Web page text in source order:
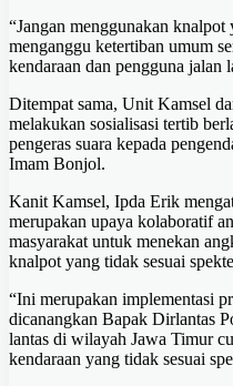
“Jangan menggunakan
menganggu ketertiban umum
kendaraan dan pengguna
Ditempat sama, Unit Kamsel
melakukan sosialisasi tertib
pengeras suara kepada
Imam Bonjol.
Kanit Kamsel, Ipda Erik
merupakan upaya kolaboratif
masyarakat untuk menekan
knalpot yang tidak sesuai
“Ini merupakan implementasi
dicanangkan Bapak Dirlantas
lantas di wilayah Jawa Timur
kendaraan yang tidak sesuai